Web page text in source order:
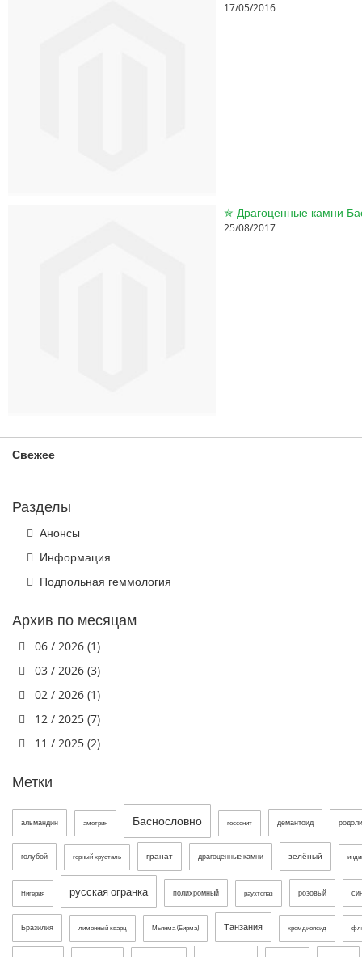
17/05/2016
25/08/2017
Свежее
Разделы
Анонсы
Информация
Подпольная геммология
Архив по месяцам
06 / 2026 (1)
03 / 2026 (3)
02 / 2026 (1)
12 / 2025 (7)
11 / 2025 (2)
Метки
альмандин аметрин Баснословно гессонит демантоид
голубой горный хрусталь гранат драгоценные камни зелёный
Нигерия русская огранка полихромный раухтопаз розовый
Бразилия лимонный кварц Мьянма (Бирма) Танзания хромдиопсид